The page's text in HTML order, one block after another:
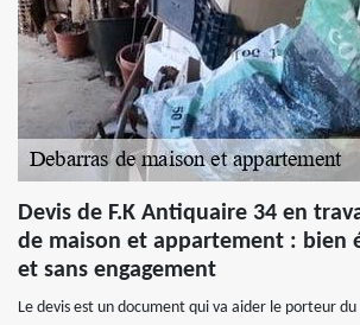
Devis de F.K Antiquaire 34 en
de maison et appartement : bien
et sans engagement
Le devis est un document qui va aider le porteur